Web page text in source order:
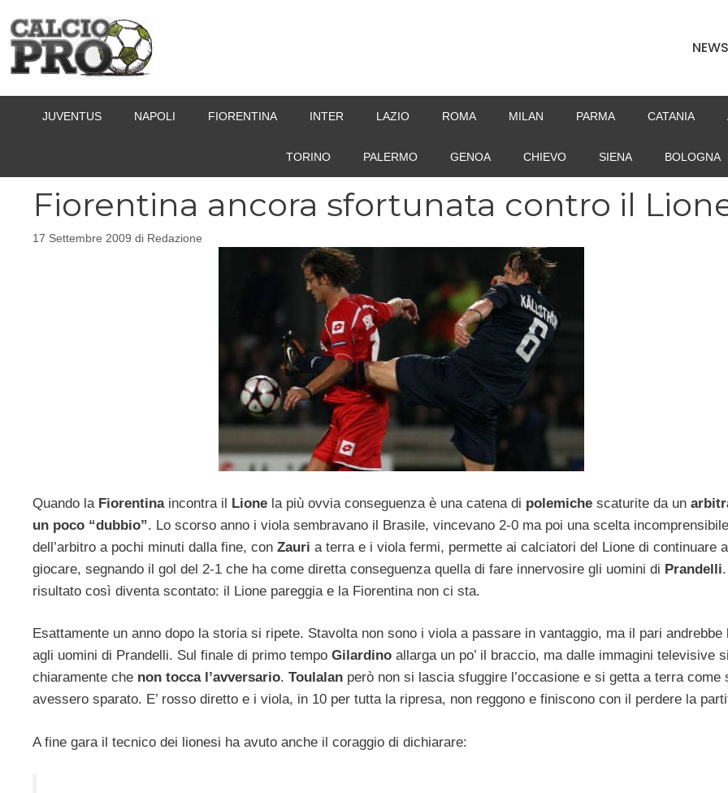
contenuto
NEWS
JUVENTUS NAPOLI FIORENTINA INTER LAZIO ROMA MILAN PARMA CATANIA
TORINO PALERMO GENOA CHIEVO SIENA BOLOGNA
Fiorentina ancora sfortunata contro il
17 Settembre 2009 di Redazione
Quando la Fiorentina incontra il Lione la più ovvia conseguenza è una catena di polemiche scaturite da un
un poco “dubbio”. Lo scorso anno i viola sembravano il Brasile, vincevano 2-0 ma poi una scelta incomprensibile
dell’arbitro a pochi minuti dalla fine, con Zauri a terra e i viola fermi, permette ai calciatori del Lione di continuare a
giocare, segnando il gol del 2-1 che ha come diretta conseguenza quella di fare innervosire gli uomini di Prandelli
risultato così diventa scontato: il Lione pareggia e la Fiorentina non ci sta.
Esattamente un anno dopo la storia si ripete. Stavolta non sono i viola a passare in vantaggio, ma il pari andrebbe
agli uomini di Prandelli. Sul finale di primo tempo Gilardino allarga un po’ il braccio, ma dalle immagini televisive
chiaramente che non tocca l’avversario. Toulalan però non si lascia sfuggire l’occasione e si getta a terra come
avessero sparato. E’ rosso diretto e i viola, in 10 per tutta la ripresa, non reggono e finiscono con il perdere la
A fine gara il tecnico dei lionesi ha avuto anche il coraggio di dichiarare: